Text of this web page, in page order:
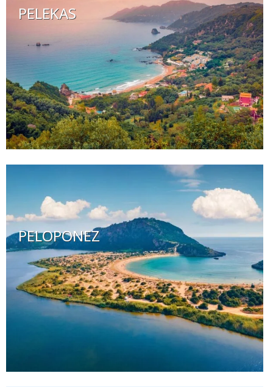
PELEKAS
PELOPONEZ